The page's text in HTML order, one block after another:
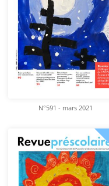
N°591 - mars 2021